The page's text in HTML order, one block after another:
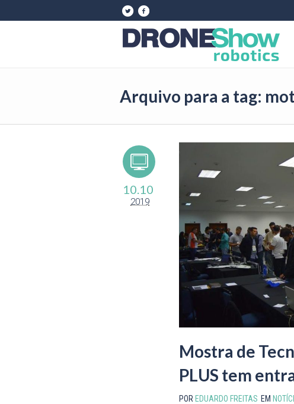
Arquivo para a tag:
10.10
2019
Mostra de
PLUS tem
POR EDUARDO FREITAS EM